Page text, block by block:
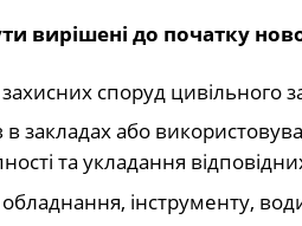
вирішені до початку
споруд цивільного
закладах або
та укладання
інструменту,